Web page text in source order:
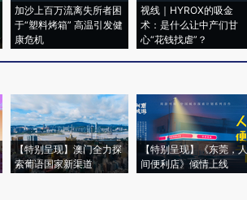
加沙上百万流离失所者困
于“塑料烤箱” 高温引发健
康危机
视线｜HYROX的吸金
术：是什么让中产们甘
心“花钱找虐”？
【特别呈现】澳门全力探
索葡语国家新渠道
【特别呈现】《东莞，人
间便利店》倾情上线